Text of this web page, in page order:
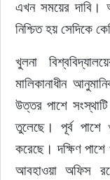
এখন সময়ের দাবি।
নিশ্চিত হয় সেদিকে
খুলনা
মালিকানাধীন
উত্তর পাশে
তুলেছে। পূর্ব পাশে
করেছে। দক্ষিণ পাশে
আবহাওয়া অফিস